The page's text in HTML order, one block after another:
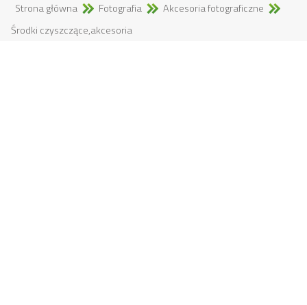
Strona główna Fotografia
Akcesoria fotograficzne
Środki czyszczące,akcesoria